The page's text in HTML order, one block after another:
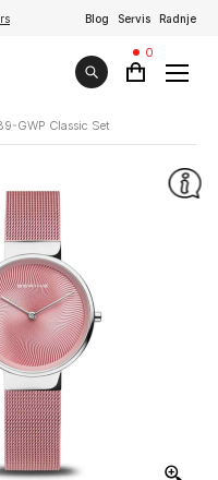
Blog Servis Radnje
0
GWP Classic Set